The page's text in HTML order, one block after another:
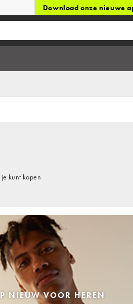
Download onze nieuwe
kunt kopen
NIEUW VOOR HEREN